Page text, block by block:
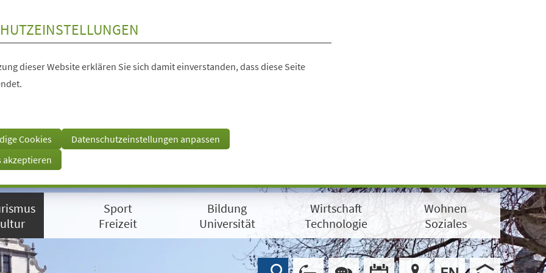
dieser Website erklären Sie sich damit einverstanden, dass diese Seite
Cookies
Datenschutzeinstellungen anpassen
akzeptieren
Sport
Freizeit
Bildung
Universität
Wirtschaft
Technologie
Wohnen
Soziales